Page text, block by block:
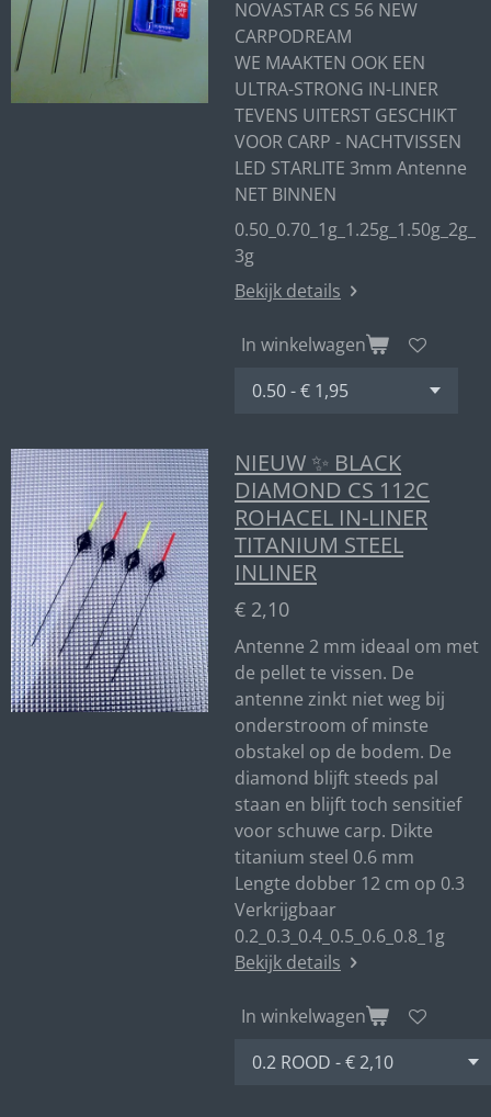
NOVASTAR CS 56 NEW
CARPODREAM
WE MAAKTEN OOK EEN
ULTRA-STRONG IN-LINER
TEVENS UITERST GESCHIKT
VOOR CARP - NACHTVISSEN
LED STARLITE 3mm Antenne
NET BINNEN
0.50_0.70_1g_1.25g_1.50g_2g_
3g
Bekijk details
In winkelwagen
NIEUW ✨ BLACK
DIAMOND CS 112C
ROHACEL IN-LINER
TITANIUM STEEL
INLINER
€ 2,10
Antenne 2 mm ideaal om met
de pellet te vissen. De
antenne zinkt niet weg bij
onderstroom of minste
obstakel op de bodem. De
diamond blijft steeds pal
staan en blijft toch sensitief
voor schuwe carp. Dikte
titanium steel 0.6 mm
Lengte dobber 12 cm op 0.3
Verkrijgbaar
0.2_0.3_0.4_0.5_0.6_0.8_1g
Bekijk details
In winkelwagen